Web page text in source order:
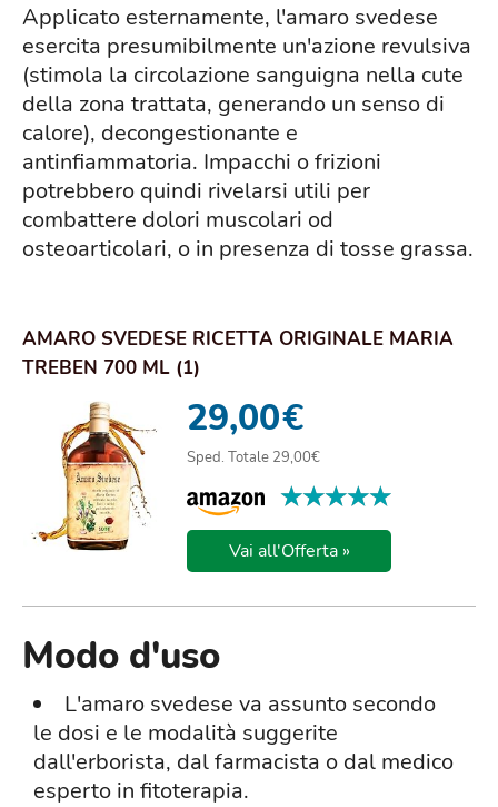
Applicato esternamente, l'amaro svedese
esercita presumibilmente un'azione revulsiva
(stimola la circolazione sanguigna nella cute
della zona trattata, generando un senso di
calore), decongestionante e
antinfiammatoria. Impacchi o frizioni
potrebbero quindi rivelarsi utili per
combattere dolori muscolari od
osteoarticolari, o in presenza di tosse grassa.
AMARO SVEDESE RICETTA ORIGINALE MARIA
TREBEN 700 ML (1)
29,00€
Sped. Totale 29,00€
★★★★★
★★★★★
Vai all'Offerta »
Modo d'uso
L'amaro svedese va assunto secondo
le dosi e le modalità suggerite
dall'erborista, dal farmacista o dal medico
esperto in fitoterapia.